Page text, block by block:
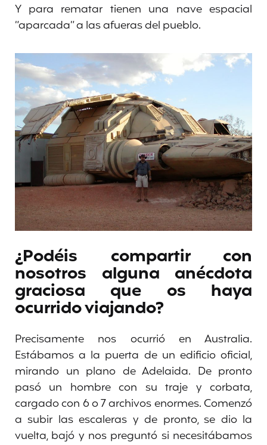
Y para rematar tienen una nave espacial
“aparcada” a las afueras del pueblo.
¿Podéis compartir con
nosotros alguna anécdota
graciosa que os haya
ocurrido viajando?
Precisamente nos ocurrió en Australia.
Estábamos a la puerta de un edificio oficial,
mirando un plano de Adelaida. De pronto
pasó un hombre con su traje y corbata,
cargado con 6 o 7 archivos enormes. Comenzó
a subir las escaleras y de pronto, se dio la
vuelta, bajó y nos preguntó si necesitábamos